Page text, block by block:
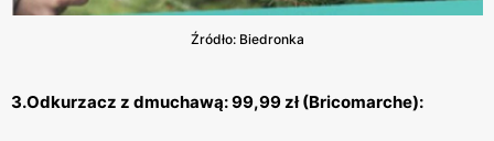
Źródło: Biedronka
3.Odkurzacz z dmuchawą: 99,99 zł (Bricomarche):